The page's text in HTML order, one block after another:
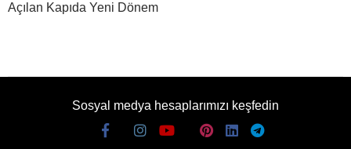
Açılan Kapıda Yeni Dönem
Sosyal medya hesaplarımızı keşfedin